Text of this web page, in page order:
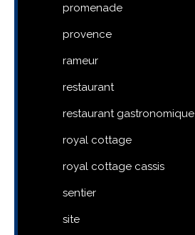
promenade
provence
rameur
restaurant
restaurant gastronomique
royal cottage
royal cottage cassis
sentier
site